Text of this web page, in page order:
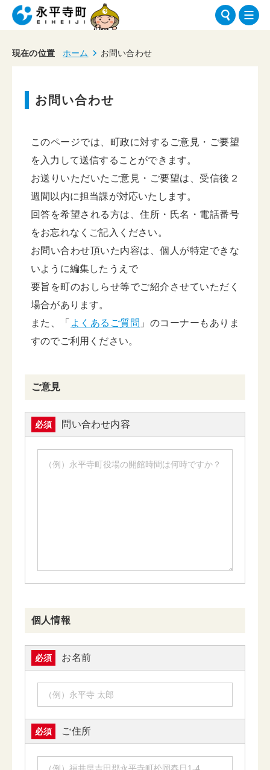
現在の位置 ホーム お問い合わせ
お問い合わせ
このページでは、町政に対するご意見・ご要望
を入力して送信することができます。
お送りいただいたご意見・ご要望は、受信後２
週間以内に担当課が対応いたします。
回答を希望される方は、住所・氏名・電話番号
をお忘れなくご記入ください。
お問い合わせ頂いた内容は、個人が特定できな
いように編集したうえで
要旨を町のおしらせ等でご紹介させていただく
場合があります。
また、「 よくあるご質問 」のコーナーもありま
すのでご利用ください。
ご意見
必須 問い合わせ内容
個人情報
必須 お名前
必須 ご住所